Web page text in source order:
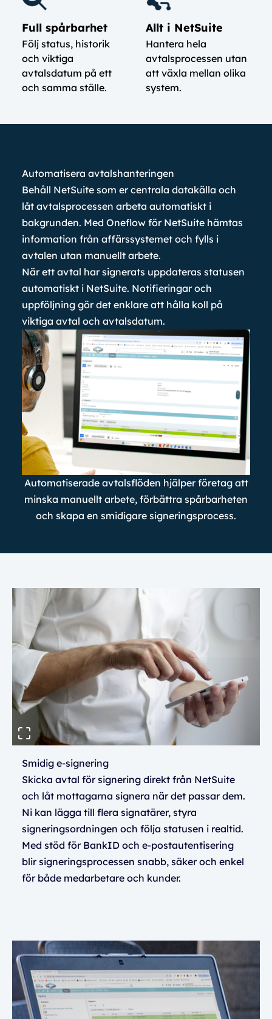
Full spårbarhet
Följ status, historik
och viktiga
avtalsdatum på ett
och samma ställe.
Allt i NetSuite
Hantera hela
avtalsprocessen utan
att växla mellan olika
system.
Automatisera avtalshanteringen
Behåll NetSuite som er centrala datakälla och
låt avtalsprocessen arbeta automatiskt i
bakgrunden. Med Oneflow för NetSuite hämtas
information från affärssystemet och fylls i
avtalen utan manuellt arbete.
När ett avtal har signerats uppdateras statusen
automatiskt i NetSuite. Notifieringar och
uppföljning gör det enklare att hålla koll på
viktiga avtal och avtalsdatum.
Automatiserade avtalsflöden hjälper företag att
minska manuellt arbete, förbättra spårbarheten
och skapa en smidigare signeringsprocess.
Smidig e-signering
Skicka avtal för signering direkt från NetSuite
och låt mottagarna signera när det passar dem.
Ni kan lägga till flera signatärer, styra
signeringsordningen och följa statusen i realtid.
Med stöd för BankID och e-postautentisering
blir signeringsprocessen snabb, säker och enkel
för både medarbetare och kunder.